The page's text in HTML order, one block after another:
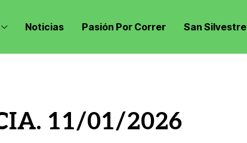
Noticias Pasión Por Correr San Silvestre
11/01/2026